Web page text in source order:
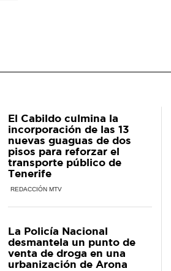
El Cabildo culmina la
incorporación de las 13
nuevas guaguas de dos
pisos para reforzar el
transporte público de
Tenerife
REDACCIÓN MTV
La Policía Nacional
desmantela un punto de
venta de droga en una
urbanización de Arona